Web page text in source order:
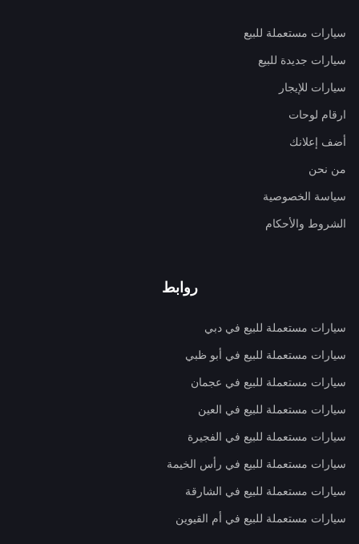
سيارات مستعملة للبيع
سيارات جديدة للبيع
سيارات للإيجار
ارقام لوحات
أضف إعلانك
من نحن
سياسة الخصوصية
الشروط والأحكام
روابط
سيارات مستعملة للبيع في دبي
سيارات مستعملة للبيع في أبو ظبي
سيارات مستعملة للبيع في عجمان
سيارات مستعملة للبيع في العين
سيارات مستعملة للبيع في الفجيرة
سيارات مستعملة للبيع في رأس الخيمة
سيارات مستعملة للبيع في الشارقة
سيارات مستعملة للبيع في أم القيوين